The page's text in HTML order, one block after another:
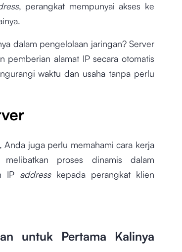
, perangkat mempunyai akses ke
dalam pengelolaan jaringan? Server
pemberian alamat IP secara otomatis
waktu dan usaha tanpa perlu
juga perlu memahami cara kerja
proses dinamis dalam
IP addresskepada perangkat klien
untuk Pertama Kalinya